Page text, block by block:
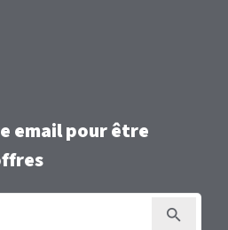
email pour être